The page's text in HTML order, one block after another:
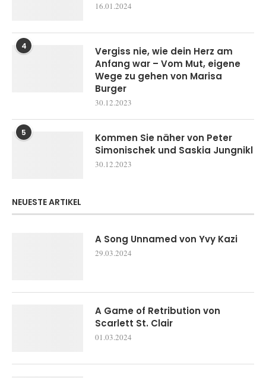
16.01.2024
4
Vergiss nie, wie dein Herz am
Anfang war – Vom Mut, eigene
Wege zu gehen von Marisa
Burger
30.12.2023
5
Kommen Sie näher von Peter
Simonischek und Saskia Jungnikl
30.12.2023
NEUESTE ARTIKEL
A Song Unnamed von Yvy Kazi
29.03.2024
A Game of Retribution von
Scarlett St. Clair
01.03.2024